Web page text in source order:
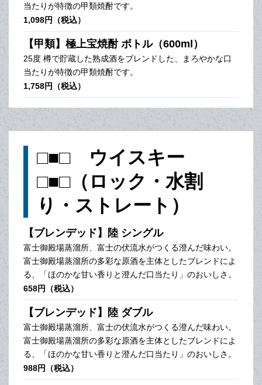
当たりが特徴の甲類焼酎です。
1,098円（税込）
【甲類】極上宝焼酎 ボトル（600ml）
25度 樽で貯蔵した熟成酒をブレンドした、まろやかな口
当たりが特徴の甲類焼酎です。
1,758円（税込）
□■□ ウイスキー
□■□（ロック・水割
り・ストレート）
【ブレンデッド】陸 シングル
富士御殿場蒸溜所、富士の伏流水がつくる澄んだ味わい。
富士御殿場蒸溜所の多彩な原酒を主体としたブレンドによ
る、「ほのかな甘い香りと澄んだ口当たり」のおいしさ。
658円（税込）
【ブレンデッド】陸 ダブル
富士御殿場蒸溜所、富士の伏流水がつくる澄んだ味わい。
富士御殿場蒸溜所の多彩な原酒を主体としたブレンドによ
る、「ほのかな甘い香りと澄んだ口当たり」のおいしさ。
988円（税込）